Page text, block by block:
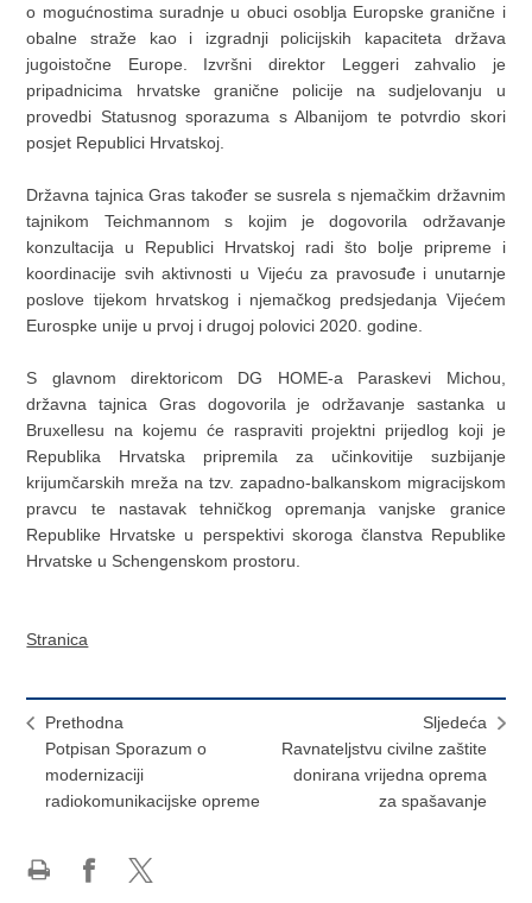
o mogućnostima suradnje u obuci osoblja Europske granične i
obalne straže kao i izgradnji policijskih kapaciteta država
jugoistočne Europe. Izvršni direktor Leggeri zahvalio je
pripadnicima hrvatske granične policije na sudjelovanju u
provedbi Statusnog sporazuma s Albanijom te potvrdio skori
posjet Republici Hrvatskoj.
Državna tajnica Gras također se susrela s njemačkim državnim
tajnikom Teichmannom s kojim je dogovorila održavanje
konzultacija u Republici Hrvatskoj radi što bolje pripreme i
koordinacije svih aktivnosti u Vijeću za pravosuđe i unutarnje
poslove tijekom hrvatskog i njemačkog predsjedanja Vijećem
Eurospke unije u prvoj i drugoj polovici 2020. godine.
S glavnom direktoricom DG HOME-a Paraskevi Michou,
državna tajnica Gras dogovorila je održavanje sastanka u
Bruxellesu na kojemu će raspraviti projektni prijedlog koji je
Republika Hrvatska pripremila za učinkovitije suzbijanje
krijumčarskih mreža na tzv. zapadno-balkanskom migracijskom
pravcu te nastavak tehničkog opremanja vanjske granice
Republike Hrvatske u perspektivi skoroga članstva Republike
Hrvatske u Schengenskom prostoru.
Stranica
Prethodna
Potpisan Sporazum o
modernizaciji
radiokomunikacijske opreme
Sljedeća
Ravnateljstvu civilne zaštite
donirana vrijedna oprema
za spašavanje